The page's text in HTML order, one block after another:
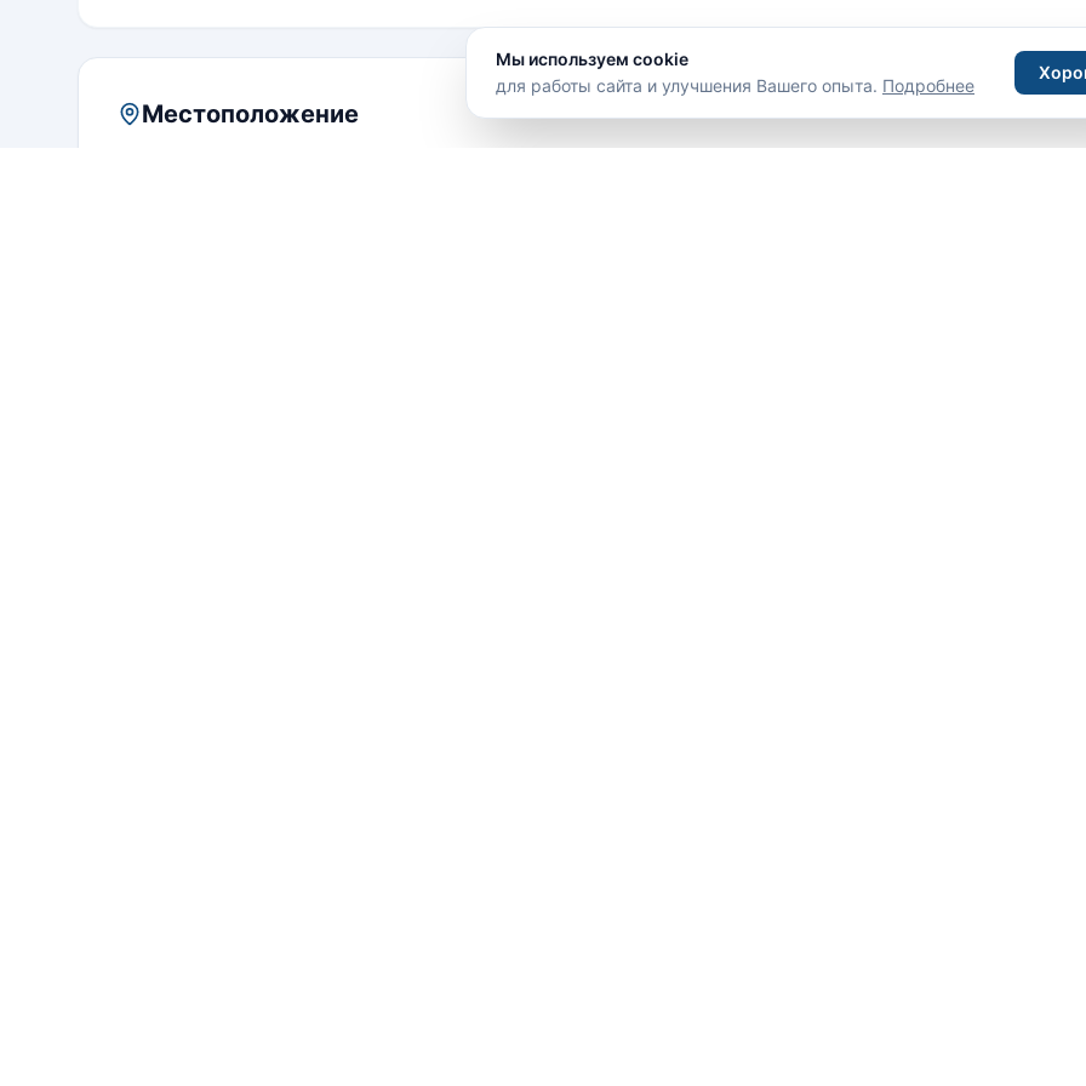
Местоположение
Мы используем cookie
для работы сайта и улучшения Вашего опыта. Подробнее